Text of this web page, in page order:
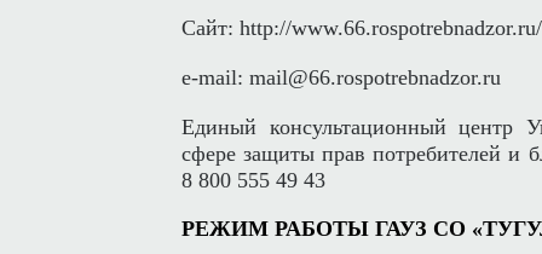
Сайт: http://www.66.rospotrebnadzor.ru/
e-mail: mail@66.rospotrebnadzor.ru
Единый консультационный центр
сфере защиты прав потребителей и
8 800 555 49 43
РЕЖИМ РАБОТЫ ГАУЗ СО